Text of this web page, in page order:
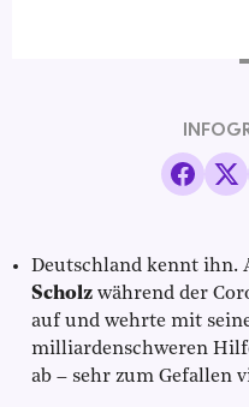
Deutschland kennt ihn.
Scholz während der
auf und wehrte mit
milliardenschweren
ab – sehr zum Gefallen